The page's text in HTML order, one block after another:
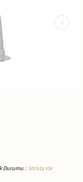
Durumu : Stokta Var